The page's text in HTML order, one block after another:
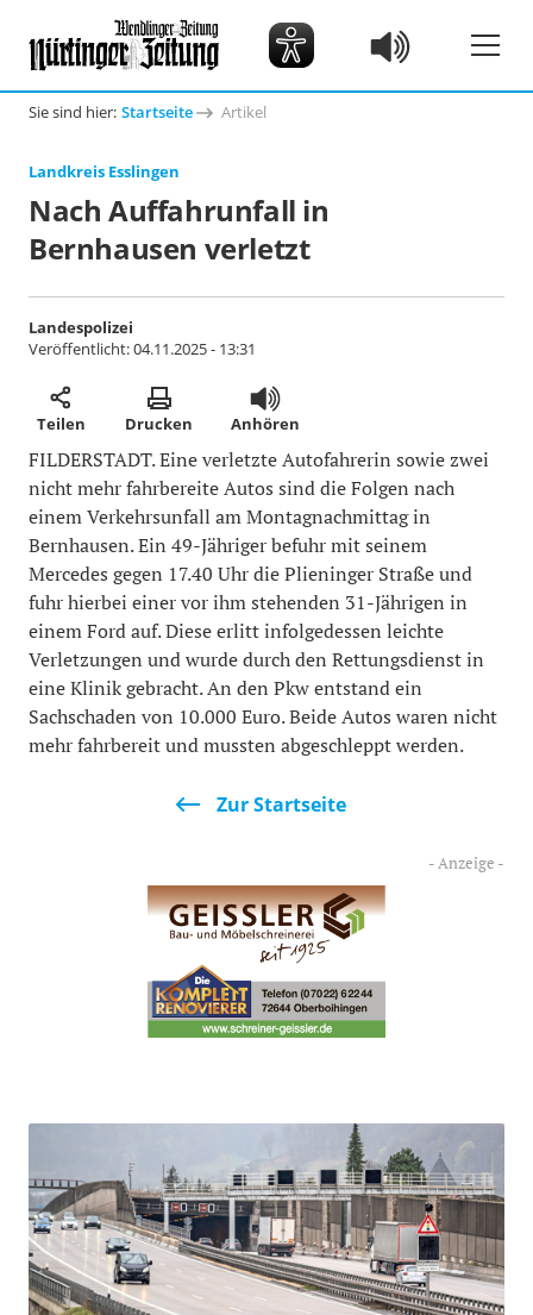
Sie sind hier: Startseite Artikel
Landkreis Esslingen
Nach Auffahrunfall in
Bernhausen verletzt
Landespolizei
Veröffentlicht:04.11.2025 - 13:31
Teilen Drucken Anhören
FILDERSTADT. Eine verletzte Autofahrerin sowie zwei
nicht mehr fahrbereite Autos sind die Folgen nach
einem Verkehrsunfall am Montagnachmittag in
Bernhausen. Ein 49-Jähriger befuhr mit seinem
Mercedes gegen 17.40 Uhr die Plieninger Straße und
fuhr hierbei einer vor ihm stehenden 31-Jährigen in
einem Ford auf. Diese erlitt infolgedessen leichte
Verletzungen und wurde durch den Rettungsdienst in
eine Klinik gebracht. An den Pkw entstand ein
Sachschaden von 10.000 Euro. Beide Autos waren nicht
mehr fahrbereit und mussten abgeschleppt werden.
Zur Startseite